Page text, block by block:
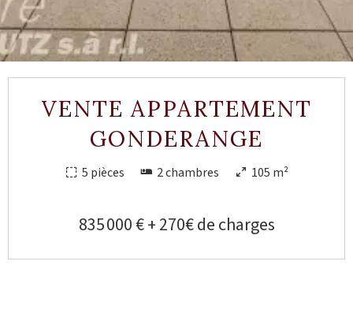
VENTE APPARTEMENT
GONDERANGE
5 pièces 2 chambres 105 m²
835 000 € + 270€ de charges